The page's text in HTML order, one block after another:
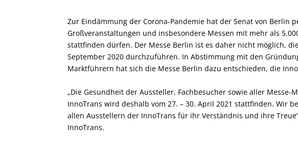
Zur Eindämmung der Corona-Pandemie hat der Senat von Berlin
Großveranstaltungen und insbesondere Messen mit mehr als
stattfinden dürfen. Der Messe Berlin ist es daher nicht möglich,
September 2020 durchzuführen. In Abstimmung mit den
Marktführern hat sich die Messe Berlin dazu entschieden, die
„Die Gesundheit der Aussteller, Fachbesucher sowie aller
InnoTrans wird deshalb vom 27. – 30. April 2021 stattfinden. Wir
allen Ausstellern der InnoTrans für ihr Verständnis und ihre
InnoTrans.